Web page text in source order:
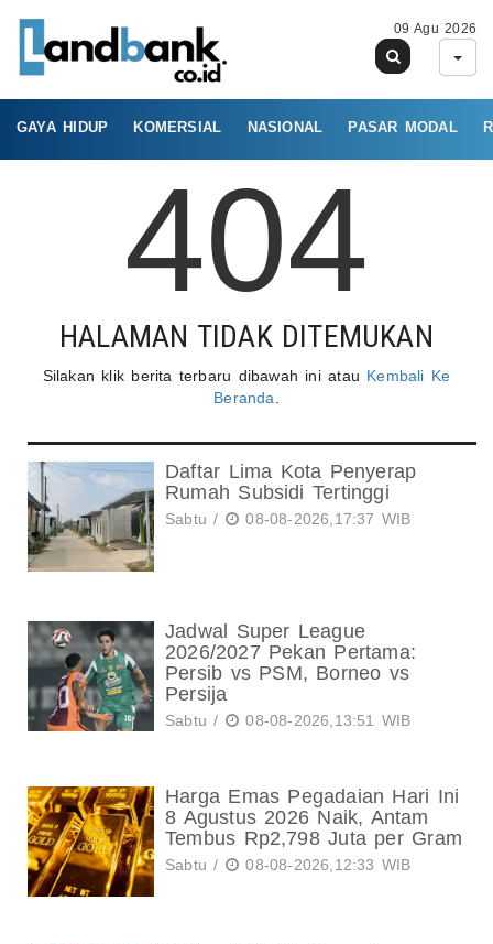
09 Agu 2026
GAYA HIDUP KOMERSIAL NASIONAL PASAR MODAL
404
HALAMAN TIDAK DITEMUKAN
Silakan klik berita terbaru dibawah ini atau Kembali Ke
Beranda
Daftar Lima Kota Penyerap
Rumah Subsidi Tertinggi
Sabtu / 08-08-2026,17:37 WIB
Jadwal Super League
2026/2027 Pekan Pertama:
Persib vs PSM, Borneo vs
Persija
Sabtu / 08-08-2026,13:51 WIB
Harga Emas Pegadaian Hari Ini
8 Agustus 2026 Naik, Antam
Tembus Rp2,798 Juta per Gram
Sabtu / 08-08-2026,12:33 WIB